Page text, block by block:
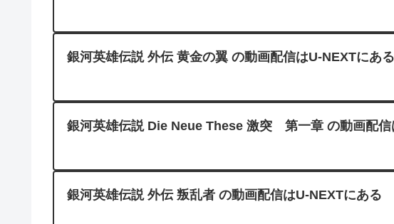
銀河英雄伝説 外伝 黄金の翼 の動画配信はU-NEXTにある
銀河英雄伝説 Die Neue These 激突 第一章 の動画配
銀河英雄伝説 外伝 叛乱者 の動画配信はU-NEXTにある